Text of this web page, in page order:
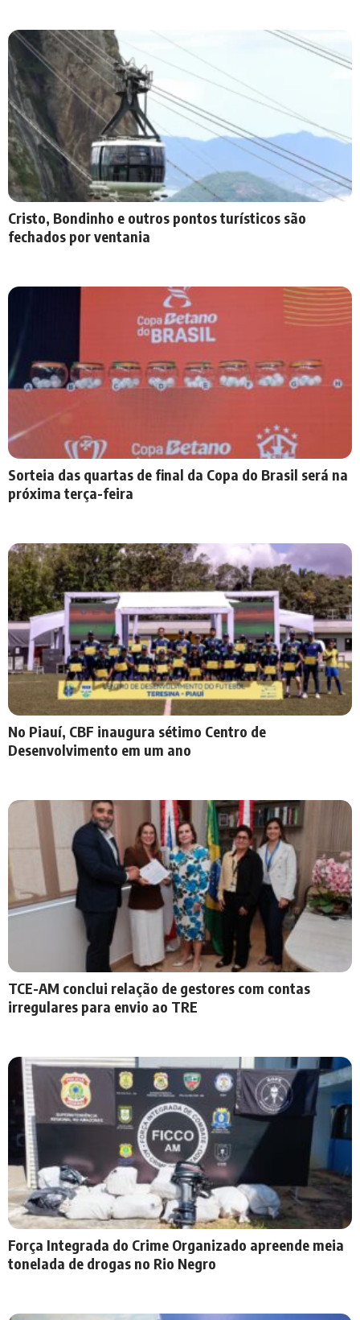
Cristo, Bondinho e outros pontos turísticos são
fechados por ventania
Sorteia das quartas de final da Copa do Brasil será na
próxima terça-feira
No Piauí, CBF inaugura sétimo Centro de
Desenvolvimento em um ano
TCE-AM conclui relação de gestores com contas
irregulares para envio ao TRE
Força Integrada do Crime Organizado apreende meia
tonelada de drogas no Rio Negro